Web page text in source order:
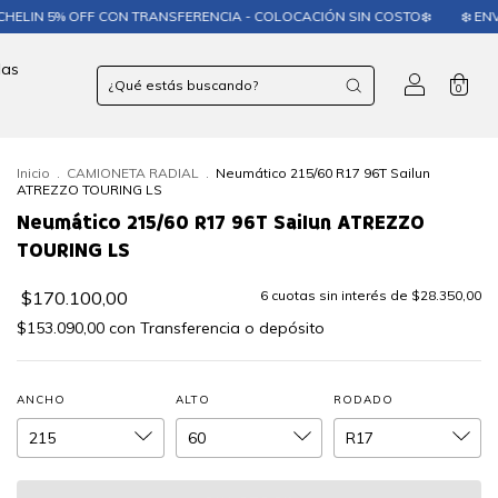
OFF CON TRANSFERENCIA - COLOCACIÓN SIN COSTO❄️ ❄️ ENVIOS A
0
Inicio CAMIONETA RADIAL
Neumático 215/60 R17 96T Sailun
ATREZZO TOURING LS
Neumático 215/60 R17 96T Sailun ATREZZO
TOURING LS
$170.100,00 6 cuotas sin interés de $28.350,00
$153.090,00 con Transferencia o depósito
ANCHO ALTO RODADO